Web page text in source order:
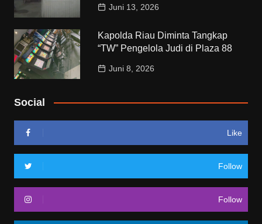
Juni 13, 2026
Kapolda Riau Diminta Tangkap
“TW” Pengelola Judi di Plaza 88
Juni 8, 2026
Social
Like
Follow
Follow